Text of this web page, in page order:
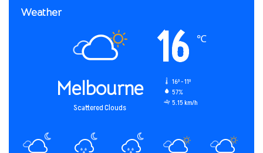
Weather
Melbourne
Scattered Clouds
16 ℃
16º - 11º
57%
5.15 km/h